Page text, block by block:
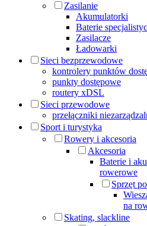
Zasilanie
Akumulatorki
Baterie
Zasilacze
Ładowarki
Sieci bezprzewodowe
kontrolery punktów
punkty dostępowe
routery xDSL
Sieci przewodowe
przełączniki
Sport i turystyka
Rowery i akcesoria
Akcesoria
Baterie i
rowerowe
Sprzęt
na
Skating, slackline